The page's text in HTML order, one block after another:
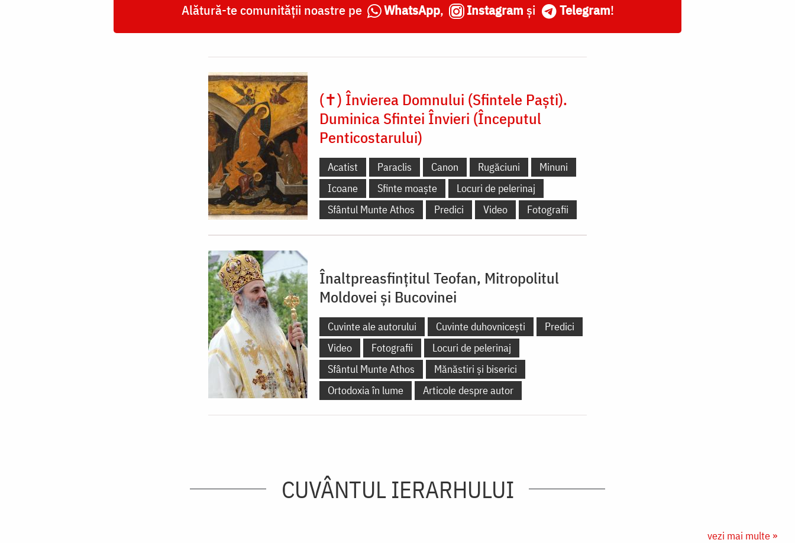
Alătură-te comunității noastre pe WhatsApp, Instagram și Telegram!
(✝) Învierea Domnului (Sfintele Paști).
Duminica Sfintei Învieri (Începutul
Penticostarului)
Acatist Paraclis Canon Rugăciuni
Minuni
Icoane
Sfinte moaște
Locuri de pelerinaj
Sfântul Munte Athos
Predici Video Fotografii
Înaltpreasfințitul Teofan, Mitropolitul
Moldovei și Bucovinei
Cuvinte ale autorului Cuvinte duhovnicești
Predici
Video
Fotografii
Locuri de pelerinaj
Sfântul Munte Athos
Mănăstiri și biserici
Ortodoxia în lume
Articole despre autor
CUVÂNTUL IERARHULUI
vezi mai multe »